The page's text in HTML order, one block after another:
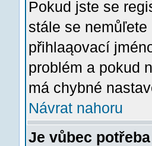
Pokud jste se
stále se
přihlaąovací
problém a pokud
má chybné
Návrat nahoru
Je vůbec